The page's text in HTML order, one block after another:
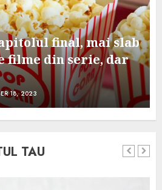
final, mai slab
filme din serie, dar
18, 2023
TAU